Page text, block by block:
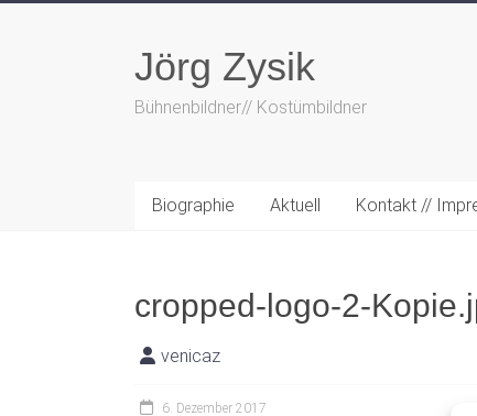
Jörg Zysik
Bühnenbildner// Kostümbildner
Biographie Aktuell Kontakt //
cropped-logo-2-
venicaz
6. Dezember 2017